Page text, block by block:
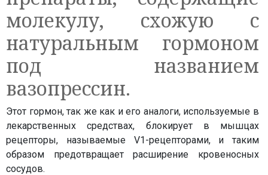
молекулу, схожую с
натуральным гормоном
под названием
вазопрессин.
Этот гормон, так же как и его аналоги, используемые в
лекарственных средствах, блокирует в мышцах
рецепторы, называемые V1-рецепторами, и таким
образом предотвращает расширение кровеносных
сосудов.